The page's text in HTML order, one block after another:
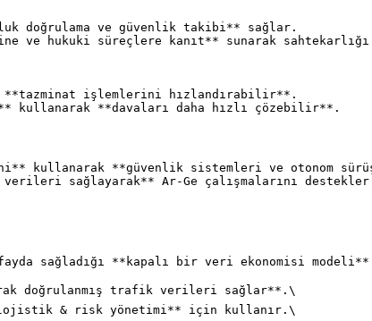
doğrulama ve güvenlik takibi** sağlar.
hukuki süreçlere kanıt** sunarak
işlemlerini hızlandırabilir**.
kullanarak **davaları daha hızlı çözebilir**.
kullanarak **güvenlik sistemleri ve otonom
sağlayarak** Ar-Ge çalışmalarını
sağladığı **kapalı bir veri ekonomisi
doğrulanmış trafik verileri sağlar**.\
lojistik & risk yönetimi** için kullanır.\